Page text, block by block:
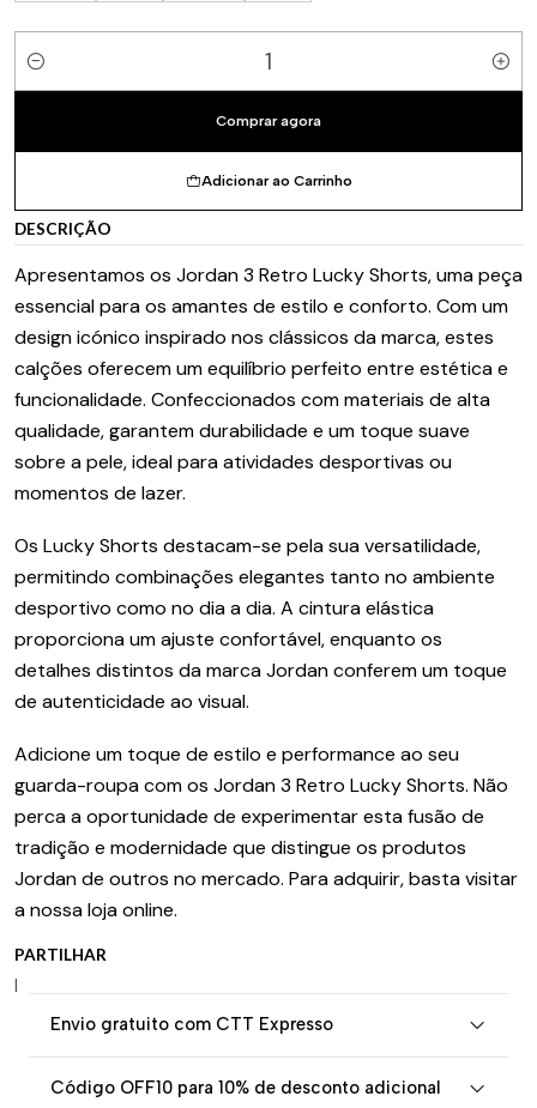
Quantidade
Adicionar ao Carrinho
Comprar agora
DESCRIÇÃO
Apresentamos os Jordan 3 Retro Lucky Shorts, uma peça
essencial para os amantes de estilo e conforto. Com um
design icónico inspirado nos clássicos da marca, estes
calções oferecem um equilíbrio perfeito entre estética e
funcionalidade. Confeccionados com materiais de alta
qualidade, garantem durabilidade e um toque suave
sobre a pele, ideal para atividades desportivas ou
momentos de lazer.
Os Lucky Shorts destacam-se pela sua versatilidade,
permitindo combinações elegantes tanto no ambiente
desportivo como no dia a dia. A cintura elástica
proporciona um ajuste confortável, enquanto os
detalhes distintos da marca Jordan conferem um toque
de autenticidade ao visual.
Adicione um toque de estilo e performance ao seu
guarda-roupa com os Jordan 3 Retro Lucky Shorts. Não
perca a oportunidade de experimentar esta fusão de
tradição e modernidade que distingue os produtos
Jordan de outros no mercado. Para adquirir, basta visitar
a nossa loja online.
PARTILHAR
|
Envio gratuito com CTT Expresso
Código OFF10 para 10% de desconto adicional